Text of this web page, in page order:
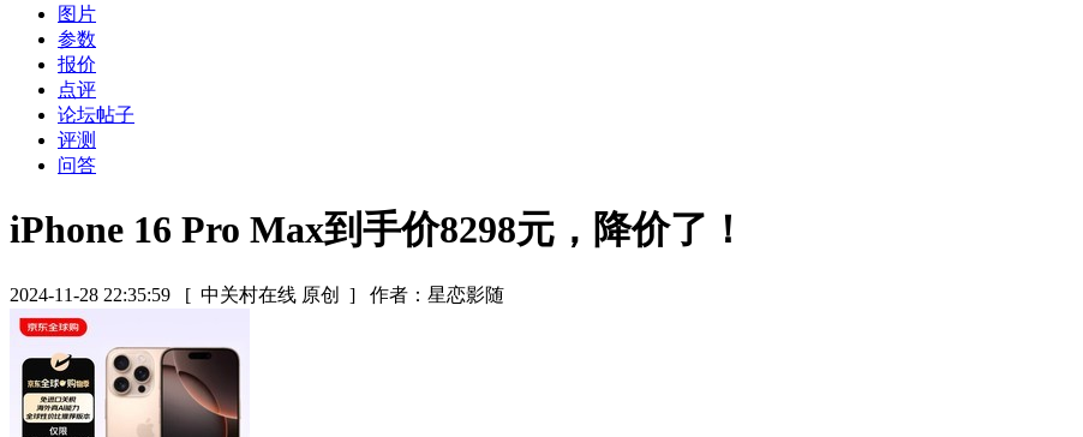
图片
参数
报价
点评
论坛帖子
评测
问答
iPhone 16 Pro Max到手价8298元，降价了！
2024-11-28 22:35:59 [ 中关村在线 原创 ] 作者：星恋影随